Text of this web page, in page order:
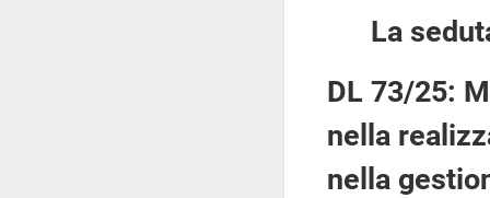
La
DL 73/25:
nella
nella